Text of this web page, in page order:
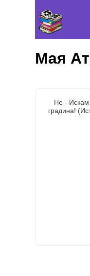
Мая
Не - Искам
градина!